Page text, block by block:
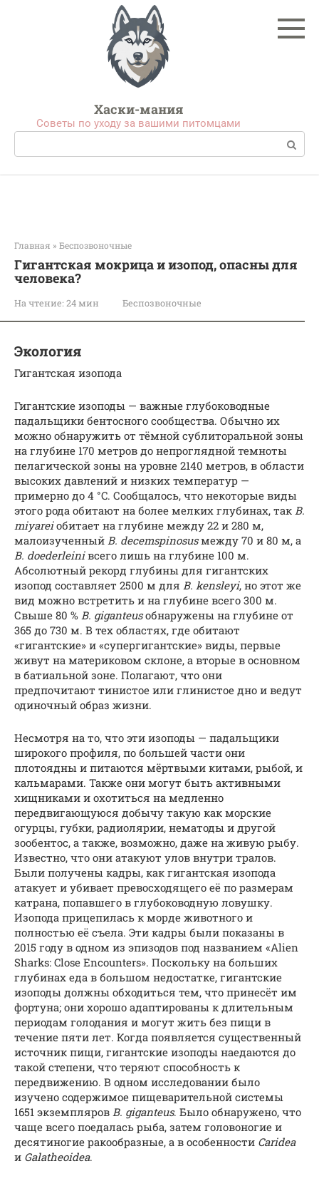
Хаски-мания
Советы по уходу за вашими питомцами
Поиск:
Главная » Беспозвоночные
Гигантская мокрица и изопод, опасны для
человека?
На чтение: 24 мин Беспозвоночные
Экология
Гигантская изопода
Гигантские изоподы — важные глубоководные
падальщики бентосного сообщества. Обычно их
можно обнаружить от тёмной сублиторальной зоны
на глубине 170 метров до непроглядной темноты
пелагической зоны на уровне 2140 метров, в области
высоких давлений и низких температур —
примерно до 4 °C. Сообщалось, что некоторые виды
этого рода обитают на более мелких глубинах, так B.
miyareiобитает на глубине между 22 и 280 м,
малоизученный B. decemspinosusмежду 70 и 80 м, а
B. doederleiniвсего лишь на глубине 100 м.
Абсолютный рекорд глубины для гигантских
изопод составляет 2500 м для B. kensleyi, но этот же
вид можно встретить и на глубине всего 300 м.
Свыше 80 % B. giganteusобнаружены на глубине от
365 до 730 м. В тех областях, где обитают
«гигантские» и «супергигантские» виды, первые
живут на материковом склоне, а вторые в основном
в батиальной зоне. Полагают, что они
предпочитают тинистое или глинистое дно и ведут
одиночный образ жизни.
Несмотря на то, что эти изоподы — падальщики
широкого профиля, по большей части они
плотоядны и питаются мёртвыми китами, рыбой, и
кальмарами. Также они могут быть активными
хищниками и охотиться на медленно
передвигающуюся добычу такую как морские
огурцы, губки, радиолярии, нематоды и другой
зообентос, а также, возможно, даже на живую рыбу.
Известно, что они атакуют улов внутри тралов.
Были получены кадры, как гигантская изопода
атакует и убивает превосходящего её по размерам
катрана, попавшего в глубоководную ловушку.
Изопода прицепилась к морде животного и
полностью её съела. Эти кадры были показаны в
2015 году в одном из эпизодов под названием «Alien
Sharks: Close Encounters». Поскольку на больших
глубинах еда в большом недостатке, гигантские
изоподы должны обходиться тем, что принесёт им
фортуна; они хорошо адаптированы к длительным
периодам голодания и могут жить без пищи в
течение пяти лет. Когда появляется существенный
источник пищи, гигантские изоподы наедаются до
такой степени, что теряют способность к
передвижению. В одном исследовании было
изучено содержимое пищеварительной системы
1651 экземпляров B. giganteus. Было обнаружено, что
чаще всего поедалась рыба, затем головоногие и
десятиногие ракообразные, а в особенности Caridea
и Galatheoidea.